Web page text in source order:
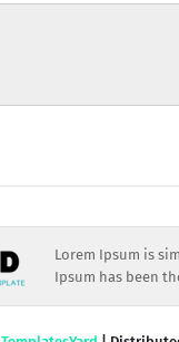
Lorem Ipsum is
Ipsum has been